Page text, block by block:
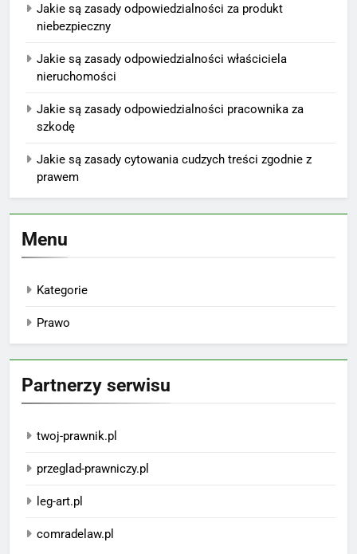
Jakie są zasady odpowiedzialności za produkt
niebezpieczny
Jakie są zasady odpowiedzialności właściciela
nieruchomości
Jakie są zasady odpowiedzialności pracownika za
szkodę
Jakie są zasady cytowania cudzych treści zgodnie z
prawem
Menu
Kategorie
Prawo
Partnerzy serwisu
twoj-prawnik.pl
przeglad-prawniczy.pl
leg-art.pl
comradelaw.pl